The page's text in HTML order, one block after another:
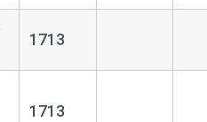
1713
1713